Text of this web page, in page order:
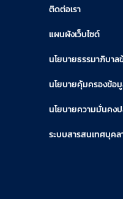
ติดต่อเรา
แผนผังเว็บไซต์
นโยบายธรรมาภิบาล
นโยบายคุ้มครองข้อ
นโยบายความมั่นคง
ระบบสารสนเทศบุคล